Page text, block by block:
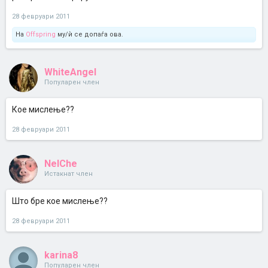
санкционираат нечие однесување што пречи на дискусиите во
темите или на друг начин влијае негативно на форумот, дури и
Доколку сметате дека одреден модератор ја злоупотребува
функцијата, контактирајте со некој од администраторите или
28 февруари 2011
На Offspring му/ѝ се допаѓа ова.
WhiteAngel
Популарен член
Кое мислење??
28 февруари 2011
NelChe
Истакнат член
Што бре кое мислење??
28 февруари 2011
karina8
Популарен член